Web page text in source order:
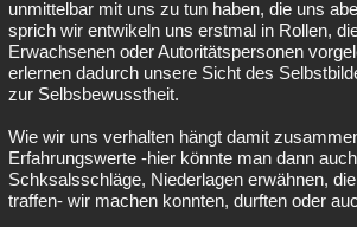
unmittelbar mit uns zu tun haben, die uns
sprich wir entwikeln uns erstmal in Rollen,
Erwachsenen oder Autoritätspersonen
erlernen dadurch unsere Sicht des
zur Selbsbewusstheit.
Wie wir uns verhalten hängt damit
Erfahrungswerte -hier könnte man dann
Schksalsschläge, Niederlagen erwähnen,
traffen- wir machen konnten, durften oder